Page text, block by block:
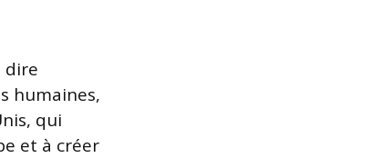
dire
humaines,
qui
et à créer